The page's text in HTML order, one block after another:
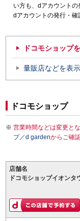
い方も、dアカウントの
dアカウントの発行・確
ドコモショップ
量販店などを表示
ドコモショップ
営業時間などは変更と
プ／d gardenからご確
店舗名
ドコモショップイオン